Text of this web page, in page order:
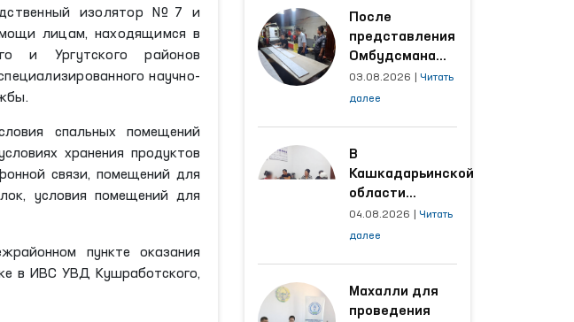
изолятор №7 и
лицам, находящимся в
и Ургутского районов
научно-
спальных помещений
хранения продуктов
связи, помещений для
условия помещений для
пункте оказания
в ИВС УВД Кушработского,
области
После
представления
Омбудсмана
улучшены
условия на
трудятся
осуждённые
03.08.2026
Читать
далее
В
Кашкадарьинской
области
налажена
адресная работа
наибольшее
количество
04.08.2026
Читать
далее
Махалли для
проведения